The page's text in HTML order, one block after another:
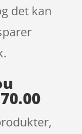
det kan